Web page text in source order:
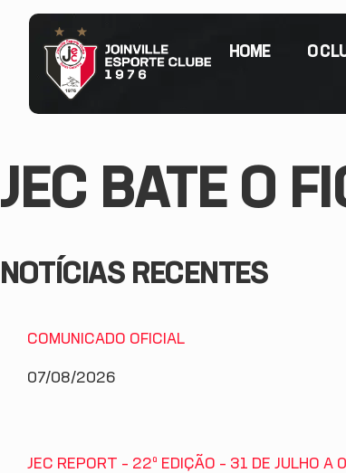
HOME O
JEC BATE O
NOTÍCIAS RECENTES
COMUNICADO OFICIAL
07/08/2026
JEC REPORT – 22ª EDIÇÃO – 31 DE JULHO